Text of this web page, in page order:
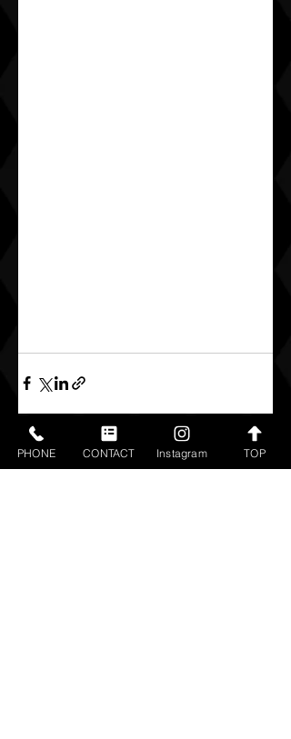
最新記事 すべて表示
PHONE CONTACT Instagram TOP